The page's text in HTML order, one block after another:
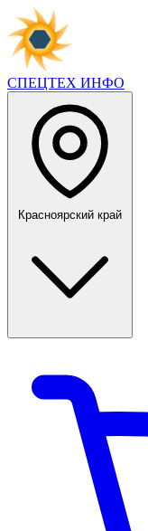
СПЕЦТЕХ ИНФО
Красноярский край